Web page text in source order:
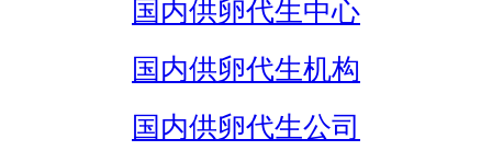
国内供卵代生中心
国内供卵代生机构
国内供卵代生公司